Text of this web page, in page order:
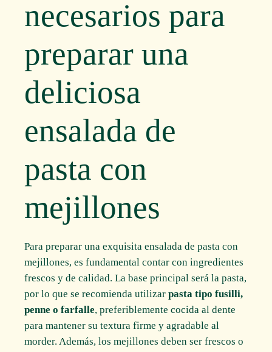
necesarios para
preparar una
deliciosa
ensalada de
pasta con
mejillones
Para preparar una exquisita ensalada de pasta con
mejillones, es fundamental contar con ingredientes
frescos y de calidad. La base principal será la pasta,
por lo que se recomienda utilizarpasta tipo fusilli,
penne o farfalle, preferiblemente cocida al dente
para mantener su textura firme y agradable al
morder. Además, los mejillones deben ser frescos o